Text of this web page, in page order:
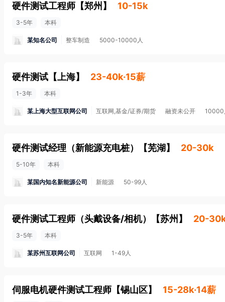
硬件测试工程师 【郑州 】 10-15k
3-5年 本科
某知名公司 整车制造 5000-10000人
硬件测试 【 上海】 23-40k·15薪
1-3年 本科
某上海大型互联网公司 互联网,基金/证券/期货 融资未公开 10000
硬件测试经理（新能源充电桩） 【芜湖 】 20-30k
5-10年 本科
某国内知名新能源公司 新能源 50-99人
硬件测试工程师（头戴设备/相机） 【苏州 】 20-
3-5年 本科
某苏州互联网公司 互联网 1-49人
伺服电机硬件测试工程师 【锡山区】 15-28k·14薪